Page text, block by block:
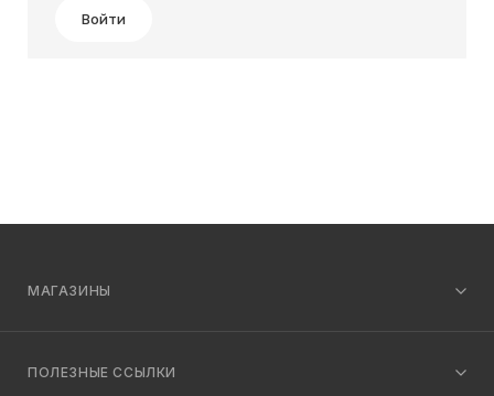
Войти
МАГАЗИНЫ
ПОЛЕЗНЫЕ ССЫЛКИ